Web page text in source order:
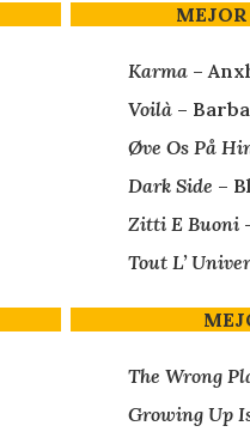
Karma –
Voilà –
Øve Os På
Dark Side –
Zitti E Buoni
Tout L’
The Wrong
Growing Up